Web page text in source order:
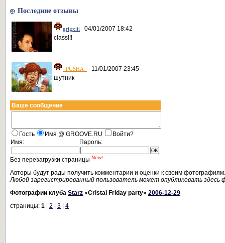
Последние отзывы
grigxiii
04/01/2007 18:42
class!!!
_PUSHA_
11/01/2007 23:45
шутник
Ваше сообщение
Гость Имя @ GROOVE.RU
Войти?
Имя:
Пароль:
Без перезагрузки страницы New!
Авторы будут рады получить комментарии и оценки к своим
Любой зарегистрированный пользователь может опубликовать здесь
Фотографии клуба Starz «Cristal Friday party» 2006-12-29
страницы: 1 2 3 4